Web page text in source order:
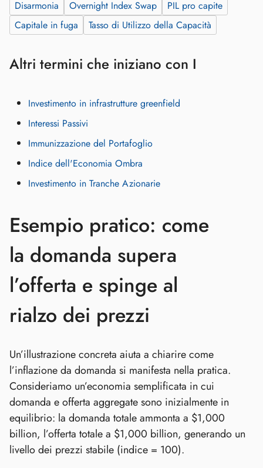
Disarmonia
Overnight Index Swap
PIL pro capite
Capitale in fuga
Tasso di Utilizzo della Capacità
Altri termini che iniziano con I
Investimento in infrastrutture greenfield
Interessi Passivi
Immunizzazione del Portafoglio
Indice dell'Economia Ombra
Investimento in Tranche Azionarie
Esempio pratico: come
la domanda supera
l’offerta e spinge al
rialzo dei prezzi
Un’illustrazione concreta aiuta a chiarire come
l’inflazione da domanda si manifesta nella pratica.
Consideriamo un’economia semplificata in cui
domanda e offerta aggregate sono inizialmente in
equilibrio: la domanda totale ammonta a $1,000
billion, l’offerta totale a $1,000 billion, generando un
livello dei prezzi stabile (indice = 100).